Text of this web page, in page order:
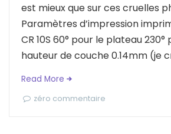
est mieux que sur ces cruelles
Paramètres d’impression
CR 10S 60° pour le plateau
hauteur de couche 0.14mm (je
Read More
zéro commentaire